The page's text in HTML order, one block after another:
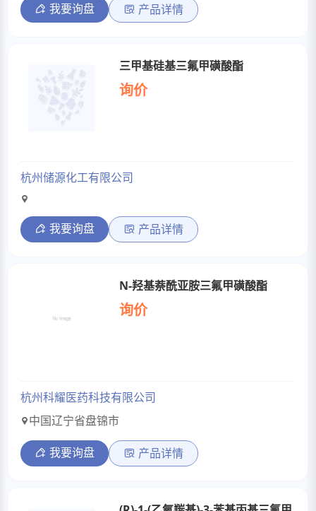
我要询盘 产品详情
三甲基硅基三氟甲磺酸酯
询价
杭州储源化工有限公司
我要询盘 产品详情
N-羟基萘酰亚胺三氟甲磺酸酯
询价
杭州科耀医药科技有限公司
中国辽宁省盘锦市
我要询盘 产品详情